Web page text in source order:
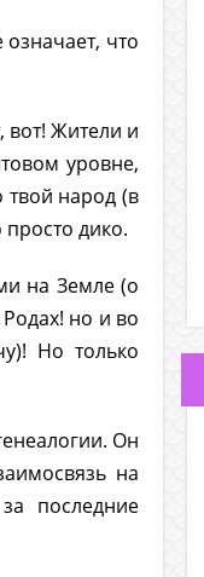
что
Жители и
уровне,
твой народ (в
дико.
на Земле (о
но и во
Но только
Он
на
последние